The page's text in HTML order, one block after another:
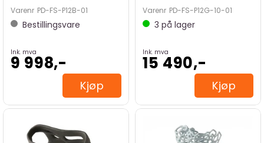
Varenr PD-FS-P12B-01
Bestillingsvare
Ink. mva
9 998,-
Kjøp
Varenr PD-FS-P12G-10-01
3 på lager
Ink. mva
15 490,-
Kjøp